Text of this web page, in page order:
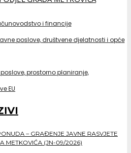
i financije
poslove, društvene djelatnosti i opće
prostorno planiranje,
EU
– GRAĐENJE JAVNE RASVJETE
METKOVIĆA (JN-09/2026)